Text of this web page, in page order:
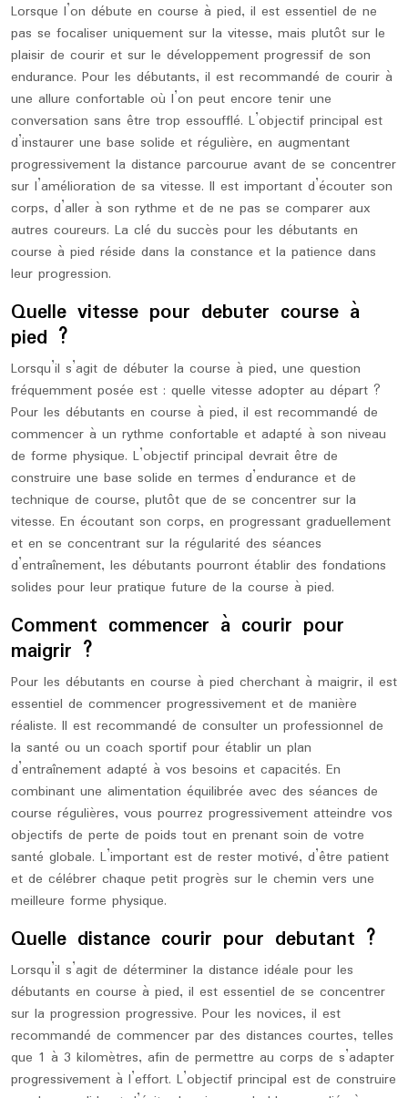
Lorsque l’on débute en course à pied, il est essentiel de ne
pas se focaliser uniquement sur la vitesse, mais plutôt sur le
plaisir de courir et sur le développement progressif de son
endurance. Pour les débutants, il est recommandé de courir à
une allure confortable où l’on peut encore tenir une
conversation sans être trop essoufflé. L’objectif principal est
d’instaurer une base solide et régulière, en augmentant
progressivement la distance parcourue avant de se concentrer
sur l’amélioration de sa vitesse. Il est important d’écouter son
corps, d’aller à son rythme et de ne pas se comparer aux
autres coureurs. La clé du succès pour les débutants en
course à pied réside dans la constance et la patience dans
leur progression.
Quelle vitesse pour debuter course à
pied ?
Lorsqu’il s’agit de débuter la course à pied, une question
fréquemment posée est : quelle vitesse adopter au départ ?
Pour les débutants en course à pied, il est recommandé de
commencer à un rythme confortable et adapté à son niveau
de forme physique. L’objectif principal devrait être de
construire une base solide en termes d’endurance et de
technique de course, plutôt que de se concentrer sur la
vitesse. En écoutant son corps, en progressant graduellement
et en se concentrant sur la régularité des séances
d’entraînement, les débutants pourront établir des fondations
solides pour leur pratique future de la course à pied.
Comment commencer à courir pour
maigrir ?
Pour les débutants en course à pied cherchant à maigrir, il est
essentiel de commencer progressivement et de manière
réaliste. Il est recommandé de consulter un professionnel de
la santé ou un coach sportif pour établir un plan
d’entraînement adapté à vos besoins et capacités. En
combinant une alimentation équilibrée avec des séances de
course régulières, vous pourrez progressivement atteindre vos
objectifs de perte de poids tout en prenant soin de votre
santé globale. L’important est de rester motivé, d’être patient
et de célébrer chaque petit progrès sur le chemin vers une
meilleure forme physique.
Quelle distance courir pour debutant ?
Lorsqu’il s’agit de déterminer la distance idéale pour les
débutants en course à pied, il est essentiel de se concentrer
sur la progression progressive. Pour les novices, il est
recommandé de commencer par des distances courtes, telles
que 1 à 3 kilomètres, afin de permettre au corps de s’adapter
progressivement à l’effort. L’objectif principal est de construire